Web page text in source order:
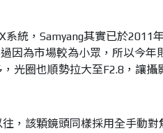
系統，Samyang其實已於
因為市場較為小眾，所以今年
光圈也順勢拉大至F2.8，讓
，該顆鏡頭同樣採用全手動